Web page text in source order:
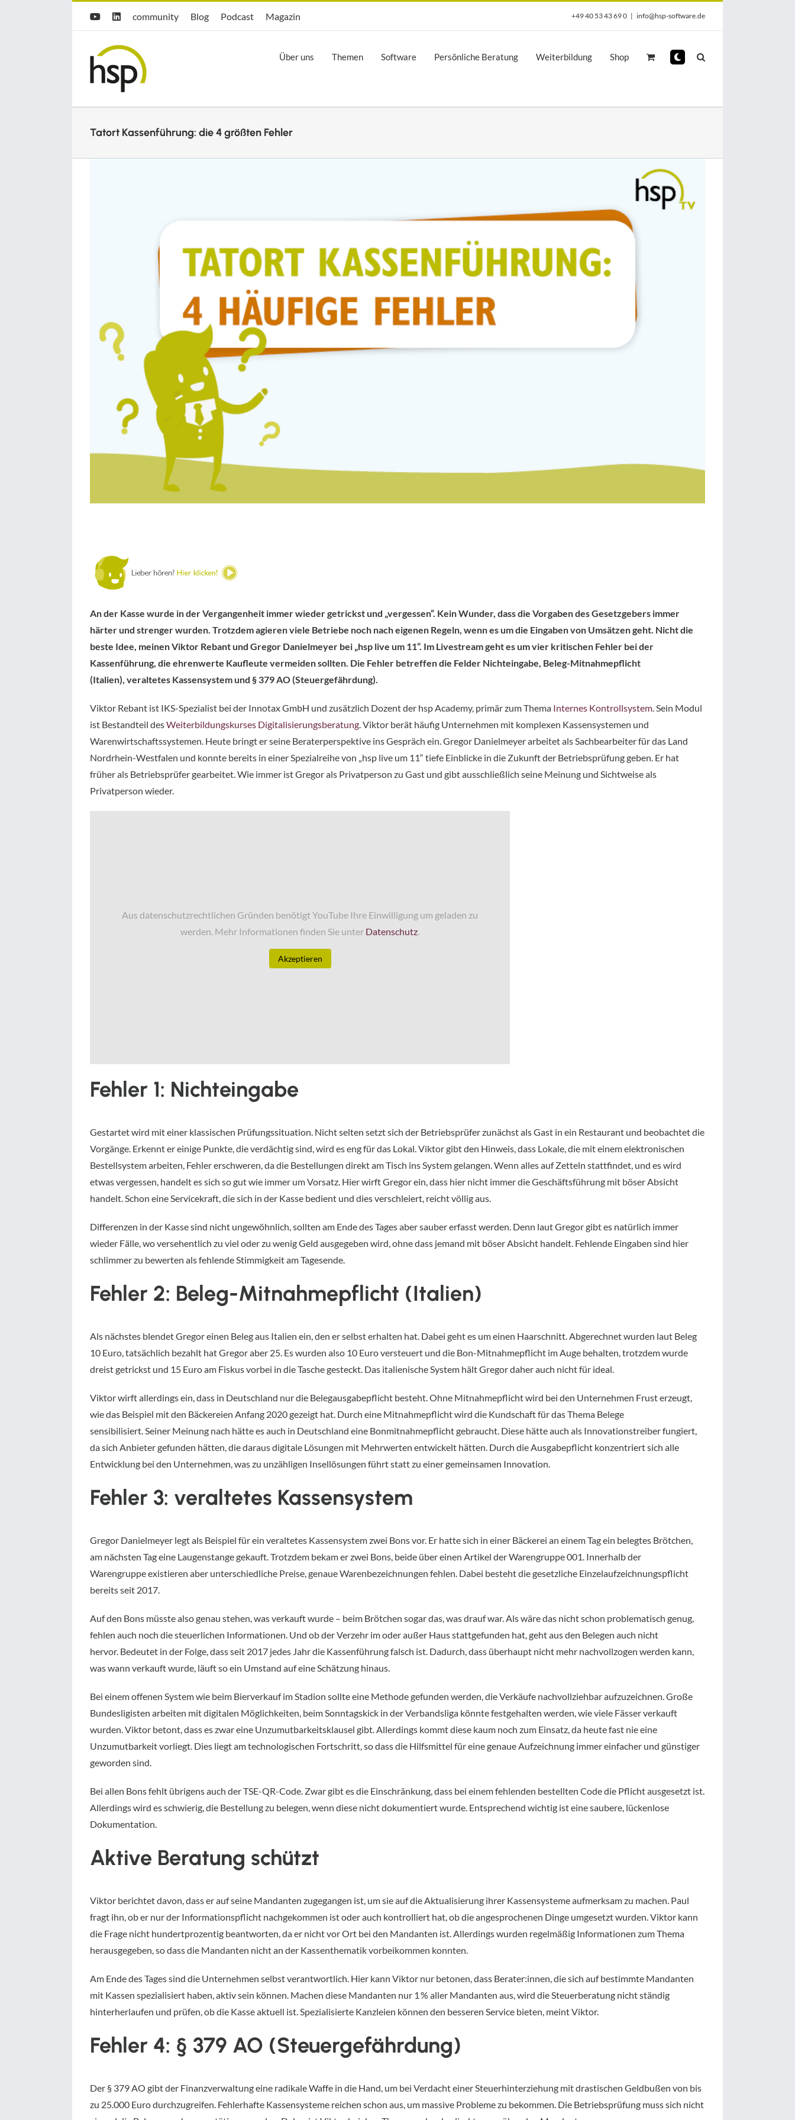
YouTubeLinkedIn
Hsp
community
community
hsp
Blog
Blog Opti.Cast
Podcast Opti.Mag
Magazin +49 40 53 43 69 0 | info@hsp-software.de
Über uns Themen Software Persönliche Beratung Weiterbildung Shop
Tatort Kassenführung: die 4 größten Fehler
An der Kasse wurde in der Vergangenheit immer wieder getrickst und „vergessen“. Kein Wunder, dass die Vorgaben des Gesetzgebers immer
härter und strenger wurden. Trotzdem agieren viele Betriebe noch nach eigenen Regeln, wenn es um die Eingaben von Umsätzen geht. Nicht die
beste Idee, meinen Viktor Rebant und Gregor Danielmeyer bei „hsp live um 11“. Im Livestream geht es um vier kritischen Fehler bei der
Kassenführung, die ehrenwerte Kaufleute vermeiden sollten. Die Fehler betreffen die Felder Nichteingabe, Beleg-Mitnahmepflicht
(Italien), veraltetes Kassensystem und § 379 AO (Steuergefährdung).
Viktor Rebant ist IKS-Spezialist bei der Innotax GmbH und zusätzlich Dozent der hsp Academy, primär zum Thema Internes Kontrollsystem. Sein Modul
ist Bestandteil desWeiterbildungskurses Digitalisierungsberatung. Viktor berät häufig Unternehmen mit komplexen Kassensystemen und
Warenwirtschaftssystemen. Heute bringt er seine Beraterperspektive ins Gespräch ein. Gregor Danielmeyer arbeitet als Sachbearbeiter für das Land
Nordrhein-Westfalen und konnte bereits in einer Spezialreihe von „hsp live um 11“ tiefe Einblicke in die Zukunft der Betriebsprüfung geben. Er hat
früher als Betriebsprüfer gearbeitet. Wie immer ist Gregor als Privatperson zu Gast und gibt ausschließlich seine Meinung und Sichtweise als
Privatperson wieder.
Aus datenschutzrechtlichen Gründen benötigt YouTube Ihre Einwilligung um geladen zu
werden. Mehr Informationen finden Sie unter Datenschutz.
Akzeptieren
Fehler 1: Nichteingabe
Gestartet wird mit einer klassischen Prüfungssituation. Nicht selten setzt sich der Betriebsprüfer zunächst als Gast in ein Restaurant und beobachtet die
Vorgänge. Erkennt er einige Punkte, die verdächtig sind, wird es eng für das Lokal. Viktor gibt den Hinweis, dass Lokale, die mit einem elektronischen
Bestellsystem arbeiten, Fehler erschweren, da die Bestellungen direkt am Tisch ins System gelangen. Wenn alles auf Zetteln stattfindet, und es wird
etwas vergessen, handelt es sich so gut wie immer um Vorsatz. Hier wirft Gregor ein, dass hier nicht immer die Geschäftsführung mit böser Absicht
handelt. Schon eine Servicekraft, die sich in der Kasse bedient und dies verschleiert, reicht völlig aus.
Differenzen in der Kasse sind nicht ungewöhnlich, sollten am Ende des Tages aber sauber erfasst werden. Denn laut Gregor gibt es natürlich immer
wieder Fälle, wo versehentlich zu viel oder zu wenig Geld ausgegeben wird, ohne dass jemand mit böser Absicht handelt. Fehlende Eingaben sind hier
schlimmer zu bewerten als fehlende Stimmigkeit am Tagesende.
Fehler 2: Beleg-Mitnahmepflicht (Italien)
Als nächstes blendet Gregor einen Beleg aus Italien ein, den er selbst erhalten hat. Dabei geht es um einen Haarschnitt. Abgerechnet wurden laut Beleg
10 Euro, tatsächlich bezahlt hat Gregor aber 25. Es wurden also 10 Euro versteuert und die Bon-Mitnahmepflicht im Auge behalten, trotzdem wurde
dreist getrickst und 15 Euro am Fiskus vorbei in die Tasche gesteckt. Das italienische System hält Gregor daher auch nicht für ideal.
Viktor wirft allerdings ein, dass in Deutschland nur die Belegausgabepflicht besteht. Ohne Mitnahmepflicht wird bei den Unternehmen Frust erzeugt,
wie das Beispiel mit den Bäckereien Anfang 2020 gezeigt hat. Durch eine Mitnahmepflicht wird die Kundschaft für das Thema Belege
sensibilisiert. Seiner Meinung nach hätte es auch in Deutschland eine Bonmitnahmepflicht gebraucht. Diese hätte auch als Innovationstreiber fungiert,
da sich Anbieter gefunden hätten, die daraus digitale Lösungen mit Mehrwerten entwickelt hätten. Durch die Ausgabepflicht konzentriert sich alle
Entwicklung bei den Unternehmen, was zu unzähligen Insellösungen führt statt zu einer gemeinsamen Innovation.
Fehler 3: veraltetes Kassensystem
Gregor Danielmeyer legt als Beispiel für ein veraltetes Kassensystem zwei Bons vor. Er hatte sich in einer Bäckerei an einem Tag ein belegtes Brötchen,
am nächsten Tag eine Laugenstange gekauft. Trotzdem bekam er zwei Bons, beide über einen Artikel der Warengruppe 001. Innerhalb der
Warengruppe existieren aber unterschiedliche Preise, genaue Warenbezeichnungen fehlen. Dabei besteht die gesetzliche Einzelaufzeichnungspflicht
bereits seit 2017.
Auf den Bons müsste also genau stehen, was verkauft wurde – beim Brötchen sogar das, was drauf war. Als wäre das nicht schon problematisch genug,
fehlen auch noch die steuerlichen Informationen. Und ob der Verzehr im oder außer Haus stattgefunden hat, geht aus den Belegen auch nicht
hervor. Bedeutet in der Folge, dass seit 2017 jedes Jahr die Kassenführung falsch ist. Dadurch, dass überhaupt nicht mehr nachvollzogen werden kann,
was wann verkauft wurde, läuft so ein Umstand auf eine Schätzung hinaus.
Bei einem offenen System wie beim Bierverkauf im Stadion sollte eine Methode gefunden werden, die Verkäufe nachvollziehbar aufzuzeichnen. Große
Bundesligisten arbeiten mit digitalen Möglichkeiten, beim Sonntagskick in der Verbandsliga könnte festgehalten werden, wie viele Fässer verkauft
wurden. Viktor betont, dass es zwar eine Unzumutbarkeitsklausel gibt. Allerdings kommt diese kaum noch zum Einsatz, da heute fast nie eine
Unzumutbarkeit vorliegt. Dies liegt am technologischen Fortschritt, so dass die Hilfsmittel für eine genaue Aufzeichnung immer einfacher und günstiger
geworden sind.
Bei allen Bons fehlt übrigens auch der TSE-QR-Code. Zwar gibt es die Einschränkung, dass bei einem fehlenden bestellten Code die Pflicht ausgesetzt ist.
Allerdings wird es schwierig, die Bestellung zu belegen, wenn diese nicht dokumentiert wurde. Entsprechend wichtig ist eine saubere, lückenlose
Dokumentation.
Aktive Beratung schützt
Viktor berichtet davon, dass er auf seine Mandanten zugegangen ist, um sie auf die Aktualisierung ihrer Kassensysteme aufmerksam zu machen. Paul
fragt ihn, ob er nur der Informationspflicht nachgekommen ist oder auch kontrolliert hat, ob die angesprochenen Dinge umgesetzt wurden. Viktor kann
die Frage nicht hundertprozentig beantworten, da er nicht vor Ort bei den Mandanten ist. Allerdings wurden regelmäßig Informationen zum Thema
herausgegeben, so dass die Mandanten nicht an der Kassenthematik vorbeikommen konnten.
Am Ende des Tages sind die Unternehmen selbst verantwortlich. Hier kann Viktor nur betonen, dass Berater:innen, die sich auf bestimmte Mandanten
mit Kassen spezialisiert haben, aktiv sein können. Machen diese Mandanten nur 1 % aller Mandanten aus, wird die Steuerberatung nicht ständig
hinterherlaufen und prüfen, ob die Kasse aktuell ist. Spezialisierte Kanzleien können den besseren Service bieten, meint Viktor.
Fehler 4: § 379 AO (Steuergefährdung)
Der § 379 AO gibt der Finanzverwaltung eine radikale Waffe in die Hand, um bei Verdacht einer Steuerhinterziehung mit drastischen Geldbußen von bis
zu 25.000 Euro durchzugreifen. Fehlerhafte Kassensysteme reichen schon aus, um massive Probleme zu bekommen. Die Betriebsprüfung muss sich nicht